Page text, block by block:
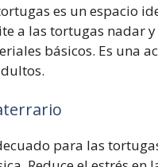
es un espacio
a las tortugas nadar y
básicos. Es una
para las